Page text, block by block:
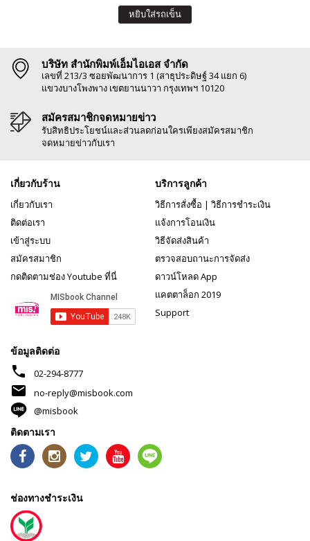
หยิบใส่รถเข็น
บริษัท สำนักพิมพ์เอ็มไอเอส จำกัด
เลขที่ 213/3 ซอยพัฒนาการ 1 (สาธุประดิษฐ์ 34 แยก 6)
แขวงบางโพงพาง เขตยานนาวา กรุงเทพฯ 10120
สมัครสมาชิกจดหมายข่าว
รับสิทธิประโยชน์และส่วนลดก่อนใครเพียงสมัครสมาชิก
จดหมายข่าวกับเรา
เกี่ยวกับร้าน
เกี่ยวกับเรา
ติดต่อเรา
เข้าสู่ระบบ
สมัครสมาชิก
กดติดตามช่อง Youtube ที่นี่
บริการลูกค้า
วิธีการสั่งซื้อ | วิธีการชำระเงิน
แจ้งการโอนเงิน
วิธีจัดส่งสินค้า
ตรวจสอบถานะการจัดส่ง
ดาวน์โหลด App
แคตตาล็อก 2019
Support
ข้อมูลติดต่อ
phone 02-294-8777
mail
no-reply@misbook.com
@misbook
ติดตามเรา
ช่องทางชำระเงิน